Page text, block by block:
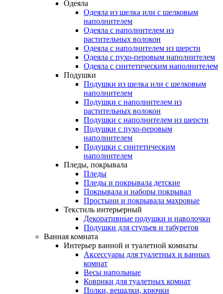
Одеяла
Одеяла из шелка или с шелковым
наполнителем
Одеяла с наполнителем из
растительных волокон
Одеяла с наполнителем из шерсти
Одеяла с пухо-перовым наполнителем
Одеяла с синтетическим наполнителем
Подушки
Подушки из шелка или с шелковым
наполнителем
Подушки с наполнителем из
растительных волокон
Подушки с наполнителем из шерсти
Подушки с пухо-перовым
наполнителем
Подушки с синтетическим
наполнителем
Пледы, покрывала
Пледы
Пледы и покрывала детские
Покрывала и наборы покрывал
Простыни и покрывала махровые
Текстиль интерьерный
Декоративные подушки и наволочки
Подушки для стульев и табуретов
Ванная комната
Интерьер ванной и туалетной комнаты
Аксессуары для туалетных и ванных
комнат
Весы напольные
Коврики для туалетных комнат
Полки, вешалки, крючки